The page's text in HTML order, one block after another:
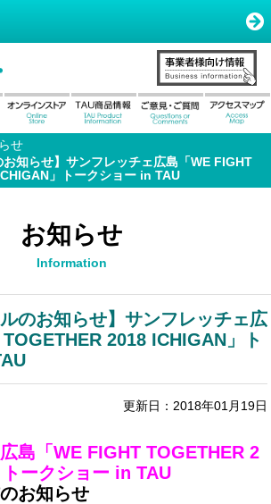
せ
お知らせ】サンフレッチェ広島「WE FIGHT
」トークショー in TAU
お知らせ
Information
ルのお知らせ】サンフレッチェ広
2018 ICHIGAN」ト
更新日：2018年01月19日
島「WE FIGHT TOGETHER 2
ークショー in TAU
お知らせ